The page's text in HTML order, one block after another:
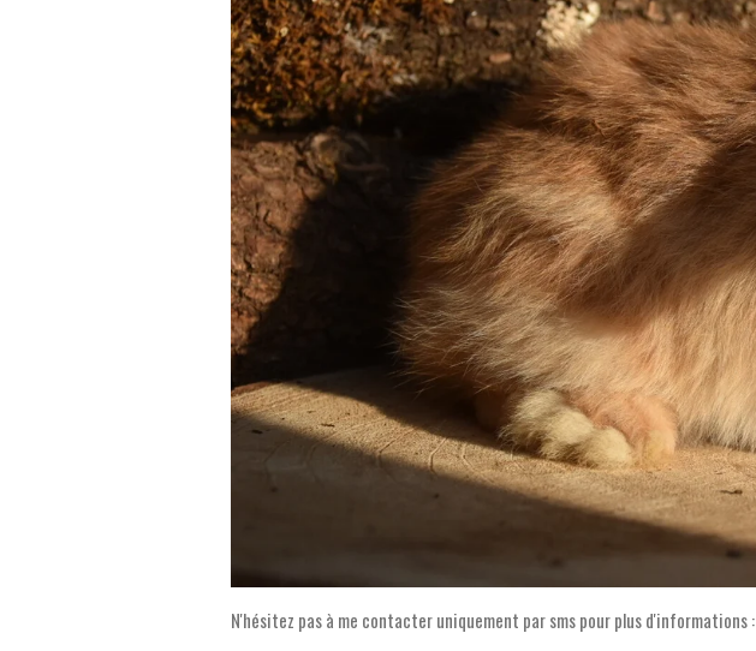
N'hésitez pas à me contacter uniquement par sms pour plus d'informations :